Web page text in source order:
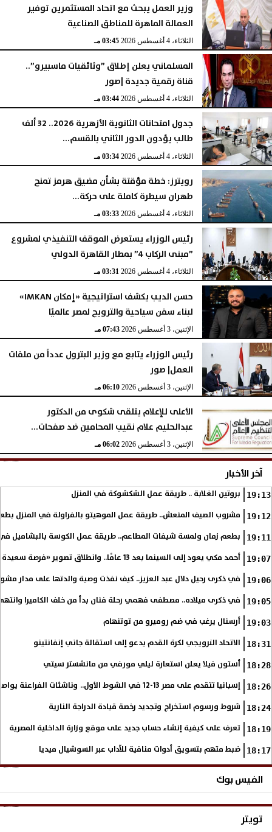
وزير العمل يبحث مع اتحاد المستثمرين توفير
العمالة الماهرة للمناطق الصناعية
الثلاثاء، 4 أغسطس 2026 03:45 مـ
المسلماني يعلن إطلاق ”وثائقيات ماسبيرو”..
قناة رقمية جديدة |صور
الثلاثاء، 4 أغسطس 2026 03:44 مـ
جدول امتحانات الثانوية الأزهرية 2026.. 32 ألف
طالب يؤدون الدور الثاني بالقسم...
الثلاثاء، 4 أغسطس 2026 03:34 مـ
رويترز: خطة مؤقتة بشأن مضيق هرمز تمنح
طهران سيطرة كاملة على حركة...
الثلاثاء، 4 أغسطس 2026 03:33 مـ
رئيس الوزراء يستعرض الموقف التنفيذي لمشروع
”مبنى الركاب 4” بمطار القاهرة الدولي
الثلاثاء، 4 أغسطس 2026 03:31 مـ
حسن الديب يكشف استراتيجية «إمكان IMKAN»
لبناء سفن سياحية والترويج لمصر عالميًا
الإثنين، 3 أغسطس 2026 07:43 مـ
رئيس الوزراء يتابع مع وزير البترول عدداً من ملفات
العمل| صور
الإثنين، 3 أغسطس 2026 06:10 مـ
الأعلى للإعلام يتلقى شكوى من الدكتور
عبدالحليم علام نقيب المحامين ضد صفحات...
الإثنين، 3 أغسطس 2026 06:02 مـ
آخر الأخبار
19:13 بروتين الغلابة .. طريقة عمل الشكشوكة في المنزل
19:12 مشروب الصيف المنعش.. طريقة عمل الموهيتو بالفراولة في المنزل
19:11 بطعم زمان ولمسة شيفات المطاعم.. طريقة عمل الكوسة بالبشاميل
19:07 أحمد مكي يعود إلى السينما بعد 13 عامًا.. وانطلاق تصوير «فرصة سعيدة»
19:06 في ذكرى رحيل دلال عبد العزيز.. كيف نفذت وصية والدتها على مدار
19:05 في ذكرى ميلاده.. مصطفى فهمي رحلة فنان بدأ من خلف الكاميرا وانتهى
19:03 أرسنال يرغب في ضم روميرو من توتنهام
18:31 الاتحاد النرويجي لكرة القدم يدعو إلى استقالة جاني إنفانتينو
18:28 أستون فيلا يعلن استعارة ليلي مورفي من مانشستر سيتي
18:26 إسبانيا تتقدم على مصر 13-12 في الشوط الأول.. وناشئات الفراعنة يواصلن حلم بلوغ نهائي مونديال اليد
18:24 شروط ورسوم استخراج وتجديد رخصة قيادة الدراجة النارية
18:19 تعرف على كيفية إنشاء حساب جديد على موقع وزارة الداخلية المصرية
18:17 ضبط متهم بتسويق أدوات منافية للآداب عبر السوشيال ميديا
الفيس بوك
تويتر